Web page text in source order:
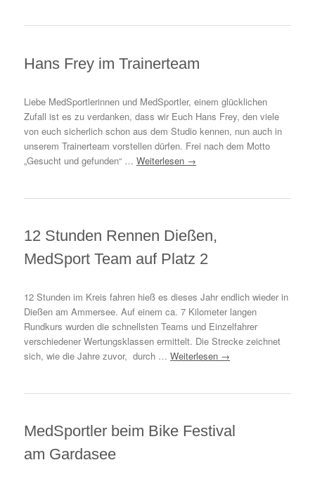
Hans Frey im Trainerteam
Liebe MedSportlerinnen und MedSportler, einem glücklichen
Zufall ist es zu verdanken, dass wir Euch Hans Frey, den viele
von euch sicherlich schon aus dem Studio kennen, nun auch in
unserem Trainerteam vorstellen dürfen. Frei nach dem Motto
„Gesucht und gefunden“ …Weiterlesen →
12 Stunden Rennen Dießen,
MedSport Team auf Platz 2
12 Stunden im Kreis fahren hieß es dieses Jahr endlich wieder in
Dießen am Ammersee. Auf einem ca. 7 Kilometer langen
Rundkurs wurden die schnellsten Teams und Einzelfahrer
verschiedener Wertungsklassen ermittelt. Die Strecke zeichnet
sich, wie die Jahre zuvor, durch …Weiterlesen →
MedSportler beim Bike Festival
am Gardasee